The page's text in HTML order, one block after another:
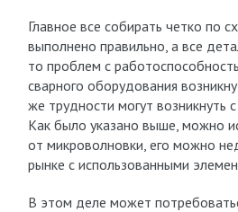
Главное все собирать четко по
выполнено правильно, а все
то проблем с
сварного оборудования
же трудности могут возникнуть
Как было указано выше, можно
от микроволновки, его можно
рынке с использованными
В этом деле может